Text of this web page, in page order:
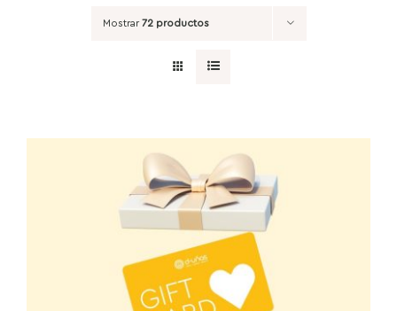
Mostrar72 productos